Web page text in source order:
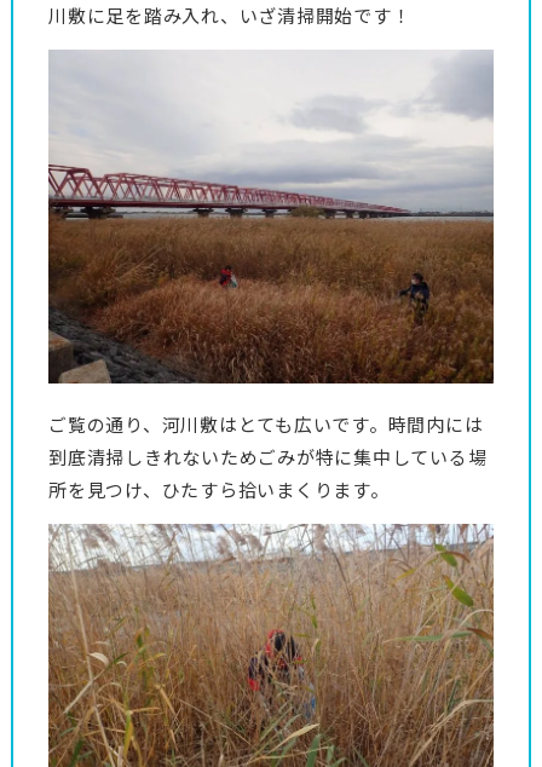
川敷に足を踏み入れ、いざ清掃開始です！
ご覧の通り、河川敷はとても広いです。時間内には
到底清掃しきれないためごみが特に集中している場
所を見つけ、ひたすら拾いまくります。